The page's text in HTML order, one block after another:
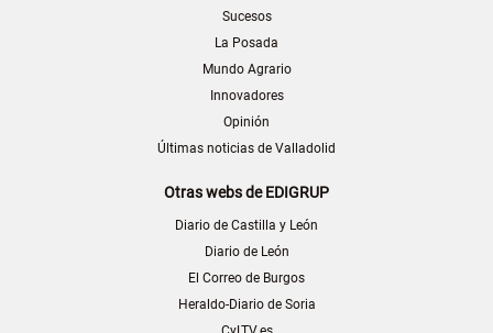
Sucesos
La Posada
Mundo Agrario
Innovadores
Opinión
Últimas noticias de Valladolid
Otras webs de EDIGRUP
Diario de Castilla y León
Diario de León
El Correo de Burgos
Heraldo-Diario de Soria